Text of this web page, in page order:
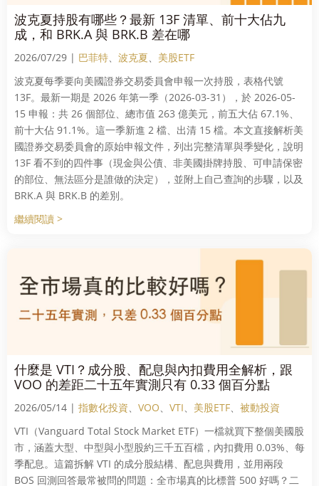
波克夏持股有哪些？最新 13F 清單、前十大佔九
成，和 BRK.A 與 BRK.B 差在哪
2026/07/29 | 巴菲特、 波克夏、 美股ETF
波克夏每季要向美國證券交易委員會申報一次持股，表格代號
13F。最新一期是 2026 年第一季（2026-03-31），於 2026-05-
15 申報：共 26 個部位、總市值 263 億美元，前五大佔 67.1%、
前十大佔 91.1%。這一季新進 2 檔、出清 15 檔。本文直接解析美
國證券交易委員會的原始申報文件，列出完整清單與季變化，說明
13F 看不到的四件事（現金與公債、非美國掛牌持股、可申請保密
的部位、無法區分是誰做的決定），並附上自己查詢的步驟，以及
BRK.A 與 BRK.B 的差別。
繼續閱讀 >
什麼是 VTI？成分股、配息與內扣費用全解析，跟
VOO 的差距二十五年實測只有 0.33 個百分點
2026/05/14 | 指數化投資、 VOO、 VTI、 美股ETF、 被動投資
VTI（Vanguard Total Stock Market ETF）一檔就買下整個美國股
市，涵蓋大型、中型與小型股約三千五百檔，內扣費用 0.03%、每
季配息。這篇拆解 VTI 的成分股結構、配息與費用，並用兩段
BOS 回測回答最常被問的問題：全市場真的比標普 500 好嗎？二